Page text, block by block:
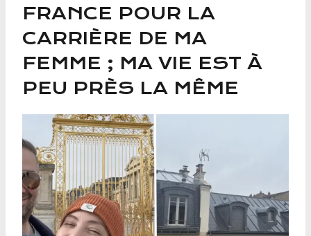
FRANCE POUR LA
CARRIÈRE DE MA
FEMME ; MA VIE EST À
PEU PRÈS LA MÊME